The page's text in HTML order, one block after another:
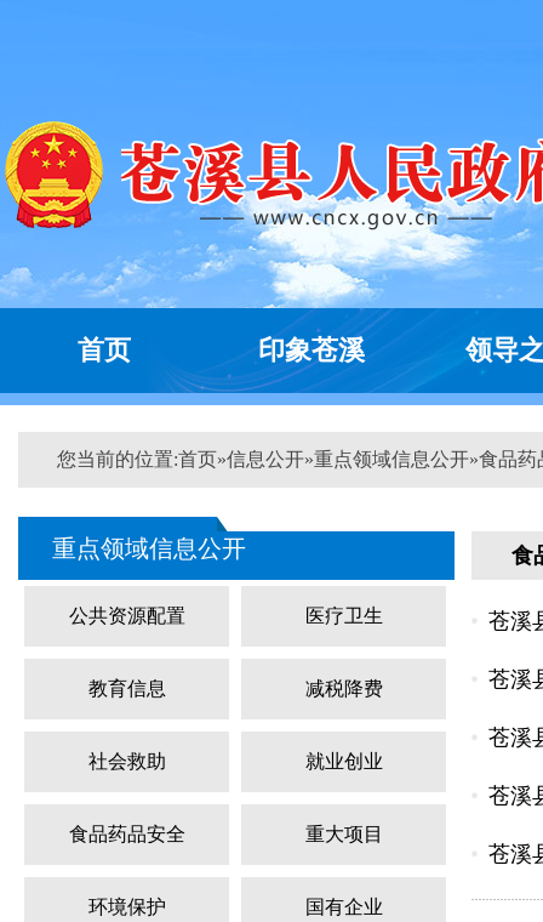
首页 印象苍溪 领导
您当前的位置:首页»信息公开»重点领域信息公开»食品药
重点领域信息公开
公共资源配置 医疗卫生
教育信息 减税降费
社会救助 就业创业
食品药品安全 重大项目
环境保护 国有企业
食
苍溪
苍溪
苍溪
苍溪
苍溪